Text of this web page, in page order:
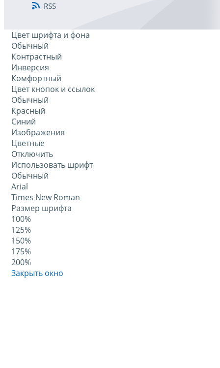
RSS
Цвет шрифта и фона
Обычный
Контрастный
Инверсия
Комфортный
Цвет кнопок и ссылок
Обычный
Красный
Синий
Изображения
Цветные
Отключить
Использовать шрифт
Обычный
Arial
Times New Roman
Размер шрифта
100%
125%
150%
175%
200%
Закрыть окно